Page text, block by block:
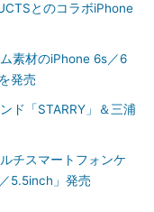
とのコラボiPhone
素材のiPhone 6s／6
発売
ド「STARRY」＆三浦
チスマートフォンケ
5.5inch」発売